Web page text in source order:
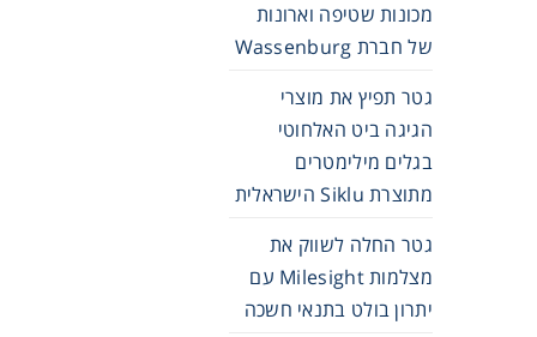
מכונות שטיפה וארונות
של חברת Wassenburg
גטר תפיץ את מוצרי
הגיגה ביט האלחוטי
בגלים מילימטרים
מתוצרת Siklu הישראלית
גטר החלה לשווק את
מצלמות Milesight עם
יתרון בולט בתנאי חשכה